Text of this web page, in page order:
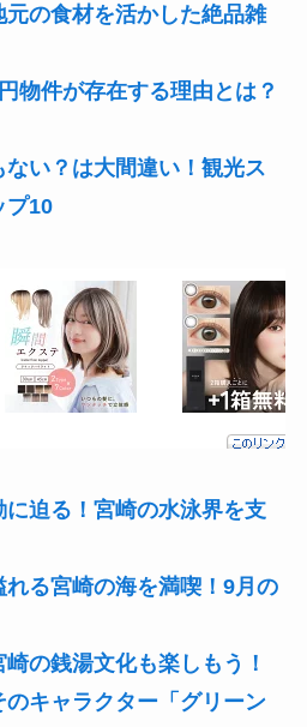
の食材を活かした絶品雑
物件が存在する理由とは？
い？は大間違い！観光ス
プ10
迫る！宮崎の水泳界を支
る宮崎の海を満喫！9月の
の銭湯文化も楽しもう！
キャラクター「グリーン